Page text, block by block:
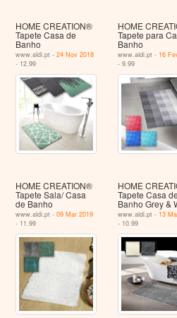
HOME CREATION®
Tapete Casa de
Banho
www.aldi.pt -24 Nov 2018
- 12.99
HOME
Tapete para
Banho
www.aldi.pt - 16
- 9.99
HOME CREATION®
Tapete Sala/ Casa
de Banho
www.aldi.pt -09 Mar 2019
- 11.99
HOME
Tapete Casa de
Banho Grey &
www.aldi.pt - 13
- 10.99